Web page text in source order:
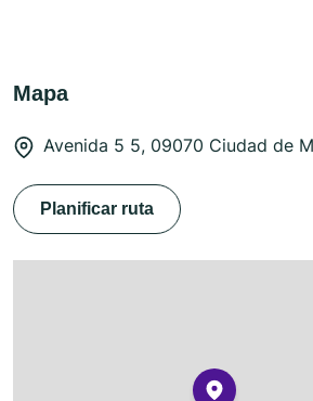
Mapa
Avenida 5 5, 09070 Ciudad de
Planificar ruta